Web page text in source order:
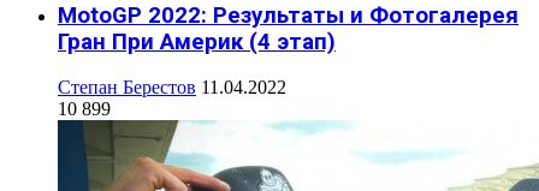
MotoGP 2022: Результаты и Фотогалерея
Гран При Америк (4 этап)
Степан Берестов 11.04.2022
10 899